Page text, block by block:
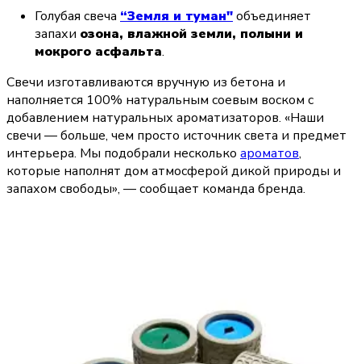
Голубая свеча “Земля и туман" объединяет
запахи озона, влажной земли, полыни и
мокрого асфальта.
Свечи изготавливаются вручную из бетона и
наполняется 100% натуральным соевым воском с
добавлением натуральных ароматизаторов. «Наши
свечи — больше, чем просто источник света и предмет
интерьера. Мы подобрали несколько ароматов,
которые наполнят дом атмосферой дикой природы и
запахом свободы», — сообщает команда бренда.